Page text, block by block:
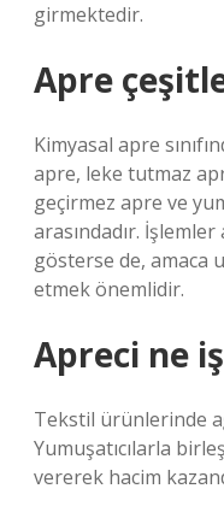
girmektedir.
Apre
Kimyasal apre
apre, leke tutmaz
geçirmez apre ve
arasındadır.
gösterse de, amaca
etmek önemlidir.
Apreci ne
Tekstil ürünlerinde
Yumuşatıcılarla
vererek hacim